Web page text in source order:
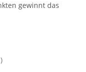
gewinnt das